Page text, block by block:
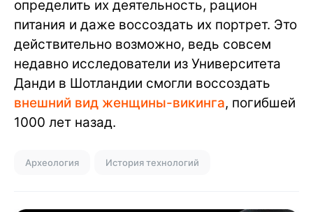
определить их деятельность, рацион
питания и даже воссоздать их портрет. Это
действительно возможно, ведь совсем
недавно исследователи из Университета
Данди в Шотландии смогли воссоздать
внешний вид женщины-викинга, погибшей
1000 лет назад.
Археология История технологий